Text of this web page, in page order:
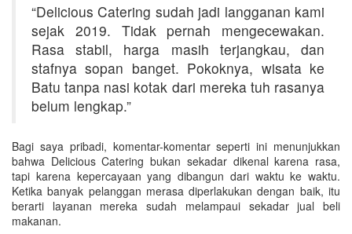
“Delicious Catering sudah jadi langganan kami
sejak 2019. Tidak pernah mengecewakan.
Rasa stabil, harga masih terjangkau, dan
stafnya sopan banget. Pokoknya, wisata ke
Batu tanpa nasi kotak dari mereka tuh rasanya
belum lengkap.”
Bagi saya pribadi, komentar-komentar seperti ini menunjukkan
bahwa Delicious Catering bukan sekadar dikenal karena rasa,
tapi karena kepercayaan yang dibangun dari waktu ke waktu.
Ketika banyak pelanggan merasa diperlakukan dengan baik, itu
berarti layanan mereka sudah melampaui sekadar jual beli
makanan.